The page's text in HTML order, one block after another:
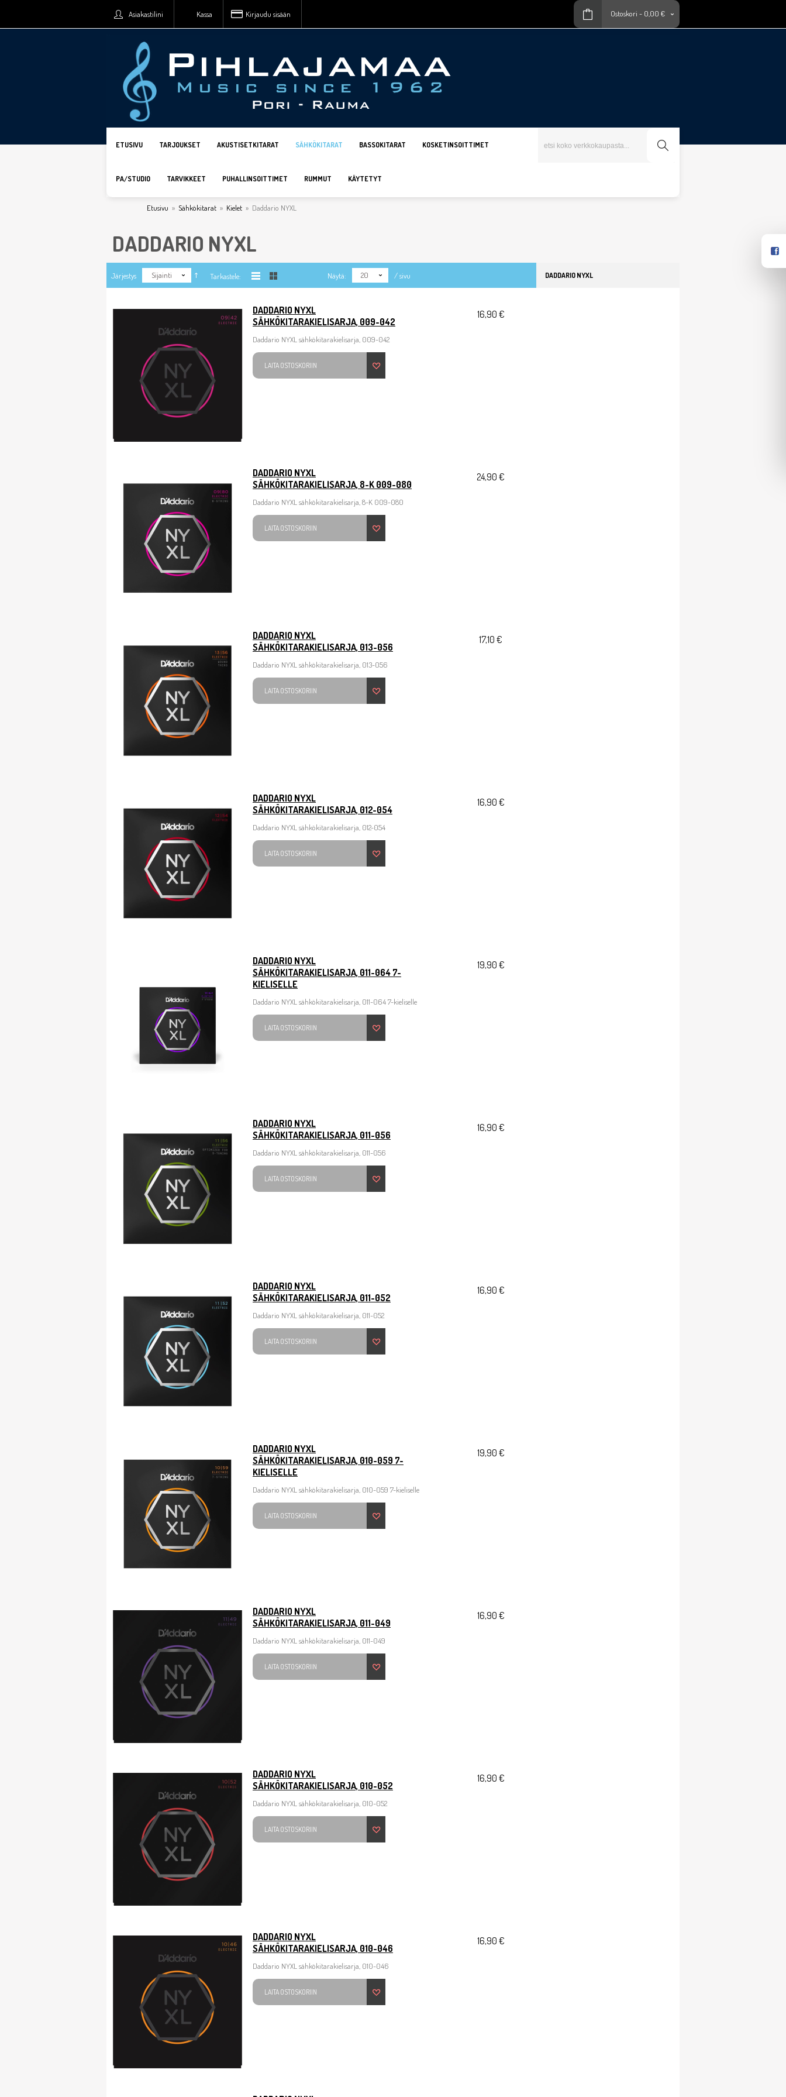
Asiakastilini Kassa Kirjaudu sisään Ostoskori - 0,00 €
ETUSIVU TARJOUKSET AKUSTISETKITARAT SÄHKÖKITARAT BASSOKITARAT KOSKETINSOITTIMET
PA/STUDIO TARVIKKEET PUHALLINSOITTIMET RUMMUT KÄYTETYT
Etusivu » Sähkökitarat » Kielet » Daddario NYXL
DADDARIO NYXL
Järjestys Sijainti Tarkastele: Näytä: 20 / sivu
DADDARIO NYXL
SÄHKÖKITARAKIELISARJA, 009-042
Daddario NYXL sähkökitarakielisarja, 009-042
LAITA OSTOSKORIIN
16,90 €
DADDARIO NYXL
SÄHKÖKITARAKIELISARJA, 8-K 009-080
Daddario NYXL sähkökitarakielisarja, 8-K 009-080
LAITA OSTOSKORIIN
24,90 €
DADDARIO NYXL
SÄHKÖKITARAKIELISARJA, 013-056
Daddario NYXL sähkökitarakielisarja, 013-056
LAITA OSTOSKORIIN
17,10 €
DADDARIO NYXL
SÄHKÖKITARAKIELISARJA, 012-054
Daddario NYXL sähkökitarakielisarja, 012-054
LAITA OSTOSKORIIN
16,90 €
DADDARIO NYXL
SÄHKÖKITARAKIELISARJA, 011-064 7-
KIELISELLE
Daddario NYXL sähkökitarakielisarja, 011-064 7-kieliselle
LAITA OSTOSKORIIN
19,90 €
DADDARIO NYXL
SÄHKÖKITARAKIELISARJA, 011-056
Daddario NYXL sähkökitarakielisarja, 011-056
LAITA OSTOSKORIIN
16,90 €
DADDARIO NYXL
SÄHKÖKITARAKIELISARJA, 011-052
Daddario NYXL sähkökitarakielisarja, 011-052
LAITA OSTOSKORIIN
16,90 €
DADDARIO NYXL
SÄHKÖKITARAKIELISARJA, 010-059 7-
KIELISELLE
Daddario NYXL sähkökitarakielisarja, 010-059 7-kieliselle
LAITA OSTOSKORIIN
19,90 €
DADDARIO NYXL
SÄHKÖKITARAKIELISARJA, 011-049
Daddario NYXL sähkökitarakielisarja, 011-049
LAITA OSTOSKORIIN
16,90 €
DADDARIO NYXL
SÄHKÖKITARAKIELISARJA, 010-052
Daddario NYXL sähkökitarakielisarja, 010-052
LAITA OSTOSKORIIN
16,90 €
DADDARIO NYXL
SÄHKÖKITARAKIELISARJA, 010-046
Daddario NYXL sähkökitarakielisarja, 010-046
LAITA OSTOSKORIIN
16,90 €
DADDARIO NYXL